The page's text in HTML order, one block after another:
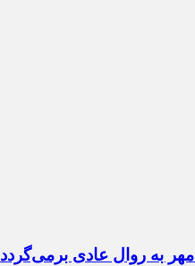
به روال عادی برمی‌گردد